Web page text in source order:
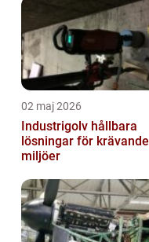
02 maj 2026
Industrigolv hållbara
lösningar för krävande
miljöer